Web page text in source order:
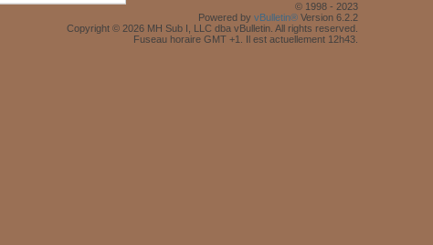
© 1998 - 2023
Powered by vBulletin® Version 6.2.2
Copyright © 2026 MH Sub I, LLC dba vBulletin. All rights reserved.
Fuseau horaire GMT +1. Il est actuellement 12h43.